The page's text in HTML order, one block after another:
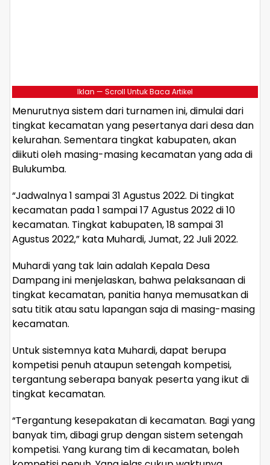
Iklan — Scroll Untuk Baca Artikel
Menurutnya sistem dari turnamen ini, dimulai dari
tingkat kecamatan yang pesertanya dari desa dan
kelurahan. Sementara tingkat kabupaten, akan
diikuti oleh masing-masing kecamatan yang ada di
Bulukumba.
“Jadwalnya 1 sampai 31 Agustus 2022. Di tingkat
kecamatan pada 1 sampai 17 Agustus 2022 di 10
kecamatan. Tingkat kabupaten, 18 sampai 31
Agustus 2022,” kata Muhardi, Jumat, 22 Juli 2022.
Muhardi yang tak lain adalah Kepala Desa
Dampang ini menjelaskan, bahwa pelaksanaan di
tingkat kecamatan, panitia hanya memusatkan di
satu titik atau satu lapangan saja di masing-masing
kecamatan.
Untuk sistemnya kata Muhardi, dapat berupa
kompetisi penuh ataupun setengah kompetisi,
tergantung seberapa banyak peserta yang ikut di
tingkat kecamatan.
“Tergantung kesepakatan di kecamatan. Bagi yang
banyak tim, dibagi grup dengan sistem setengah
kompetisi. Yang kurang tim di kecamatan, boleh